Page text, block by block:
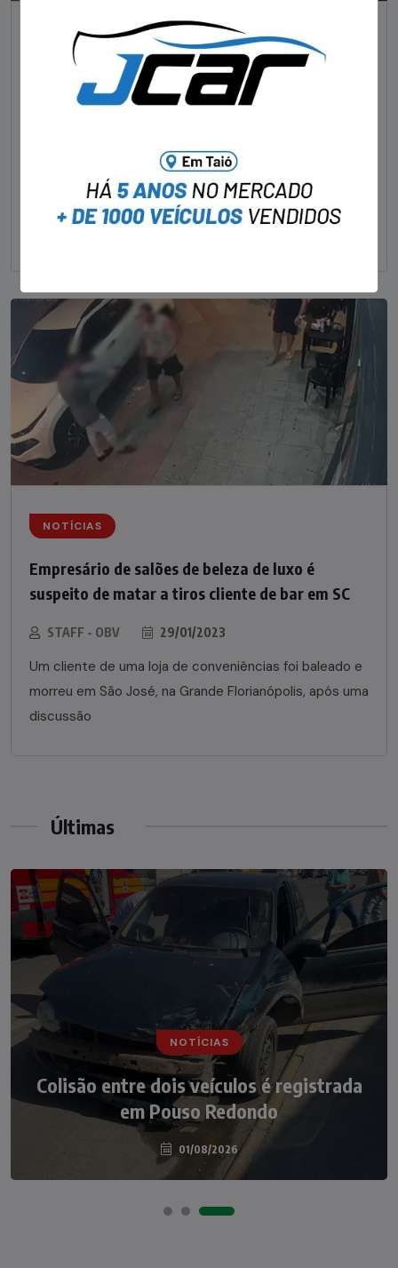
NOTÍCIAS
Foragido pela morte de delegado aposentado
em bar morre em confronto com a polícia em SC
29/01/2023
Um dos dois foragidos investigados pelo latrocínio de
um delegado aposentado em um bar de Criciúma, no
NOTÍCIAS
Empresário de salões de beleza de luxo é
suspeito de matar a tiros cliente de bar em SC
STAFF - OBV 29/01/2023
Um cliente de uma loja de conveniências foi baleado e
morreu em São José, na Grande Florianópolis, após uma
discussão
Últimas
NOTÍCIAS
Colisão entre dois veículos é registrada
em Pouso Redondo
01/08/2026
NOTÍCIAS
Irmãos de 7 e 14 anos morrem
atropelados na BR-470 em Pouso
Redondo
04/08/2026